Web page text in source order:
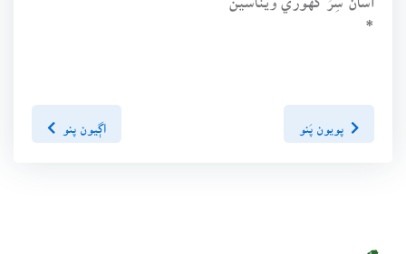
*
پويون پَنو اڳيون پنو